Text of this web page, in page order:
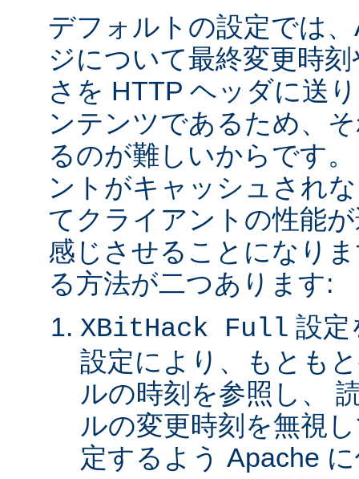
デフォルトの設定では
ジについて最終変更時
さを HTTP ヘッダに送
ンテンツであるため、
るのが難しいからです
ントがキャッシュされ
てクライアントの性能
感じさせることになり
る方法が二つあります:
XBitHack Full 設定
設定により、もとも
ルの時刻を参照し、
ルの変更時刻を無視
定するよう Apache